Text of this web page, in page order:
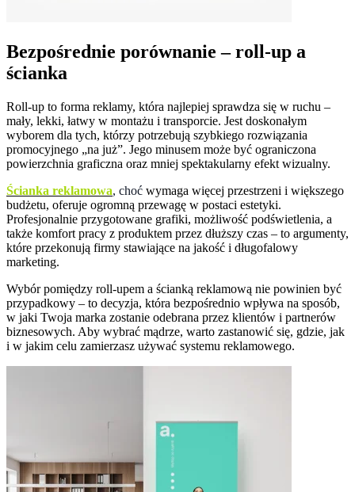
Bezpośrednie porównanie – roll-up a
ścianka
Roll-up to forma reklamy, która najlepiej sprawdza się w ruchu –
mały, lekki, łatwy w montażu i transporcie. Jest doskonałym
wyborem dla tych, którzy potrzebują szybkiego rozwiązania
promocyjnego „na już”. Jego minusem może być ograniczona
powierzchnia graficzna oraz mniej spektakularny efekt wizualny.
Ścianka reklamowa, choć wymaga więcej przestrzeni i większego
budżetu, oferuje ogromną przewagę w postaci estetyki.
Profesjonalnie przygotowane grafiki, możliwość podświetlenia, a
także komfort pracy z produktem przez dłuższy czas – to argumenty,
które przekonują firmy stawiające na jakość i długofalowy
marketing.
Wybór pomiędzy roll-upem a ścianką reklamową nie powinien być
przypadkowy – to decyzja, która bezpośrednio wpływa na sposób,
w jaki Twoja marka zostanie odebrana przez klientów i partnerów
biznesowych. Aby wybrać mądrze, warto zastanowić się, gdzie, jak
i w jakim celu zamierzasz używać systemu reklamowego.